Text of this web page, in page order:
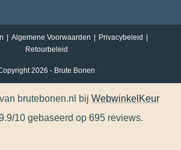
Algemene Voorwaarden
Privacybeleid
Retourbeleid
2026 - Brute Bonen
brutebonen.nl bij WebwinkelKeur
10 gebaseerd op 695 reviews.